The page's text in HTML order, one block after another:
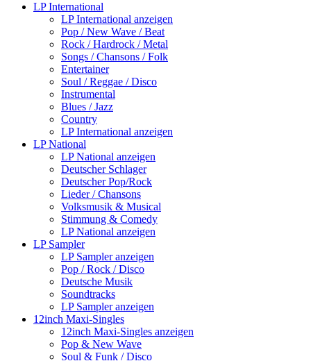
LP International
LP International anzeigen
Pop / New Wave / Beat
Rock / Hardrock / Metal
Songs / Chansons / Folk
Entertainer
Soul / Reggae / Disco
Instrumental
Blues / Jazz
Country
LP International anzeigen
LP National
LP National anzeigen
Deutscher Schlager
Deutscher Pop/Rock
Lieder / Chansons
Volksmusik & Musical
Stimmung & Comedy
LP National anzeigen
LP Sampler
LP Sampler anzeigen
Pop / Rock / Disco
Deutsche Musik
Soundtracks
LP Sampler anzeigen
12inch Maxi-Singles
12inch Maxi-Singles anzeigen
Pop & New Wave
Soul & Funk / Disco